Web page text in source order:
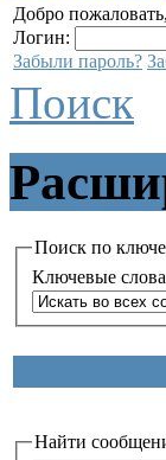
Добро пожаловать,
Логин:
Забыли пароль?
Поиск
Поиск по
Ключевые
Найти